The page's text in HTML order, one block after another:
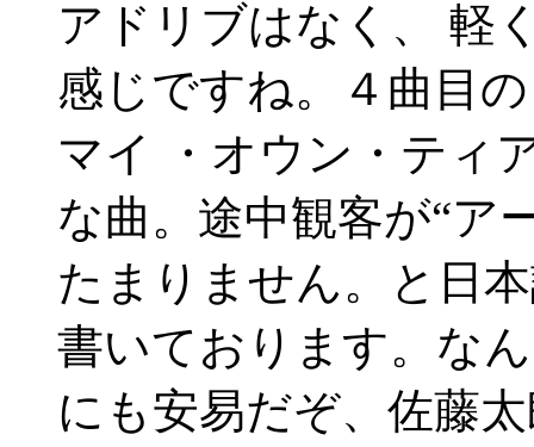
アドリブはなく、 軽
感じですね。４曲目
マイ ・オウン・ティ
な曲。途中観客が“ア
たまりません。と日
書いております。な
にも安易だぞ、佐藤